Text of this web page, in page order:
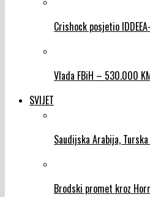
Crishock posjetio
Vlada FBiH – 530.000
SVIJET
Saudijska Arabija,
Brodski promet kroz